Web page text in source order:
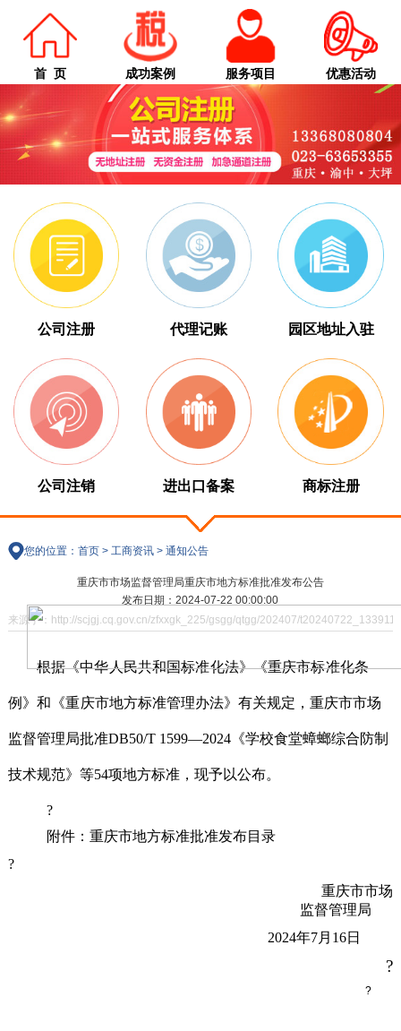
首 页 成功案例 服务项目 优惠活动
公司注册 代理记账 园区地址入驻
公司注销 进出口备案 商标注册
您的位置： 首页> 工商资讯> 通知公告
重庆市市场监督管理局重庆市地方标准批准发布公告
发布日期：2024-07-22 00:00:00
来源于：http://scjgj.cq.gov.cn/zfxxgk_225/gsgg/qtgg/202407/
根据《中华人民共和国标准化法》《重庆市标准化条
例》和《重庆市地方标准管理办法》有关规定，重庆市市场
监督管理局批准DB50/T 1599—2024《学校食堂蟑螂综合防制
技术规范》等54项地方标准，现予以公布。
?
附件：重庆市地方标准批准发布目录
?
重庆市市场
监督管理局
2024年7月16日
?
?